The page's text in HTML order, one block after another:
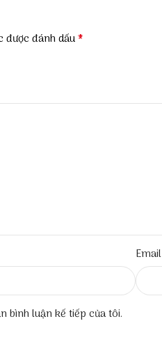
được đánh dấu*
Email
bình luận kế tiếp của tôi.